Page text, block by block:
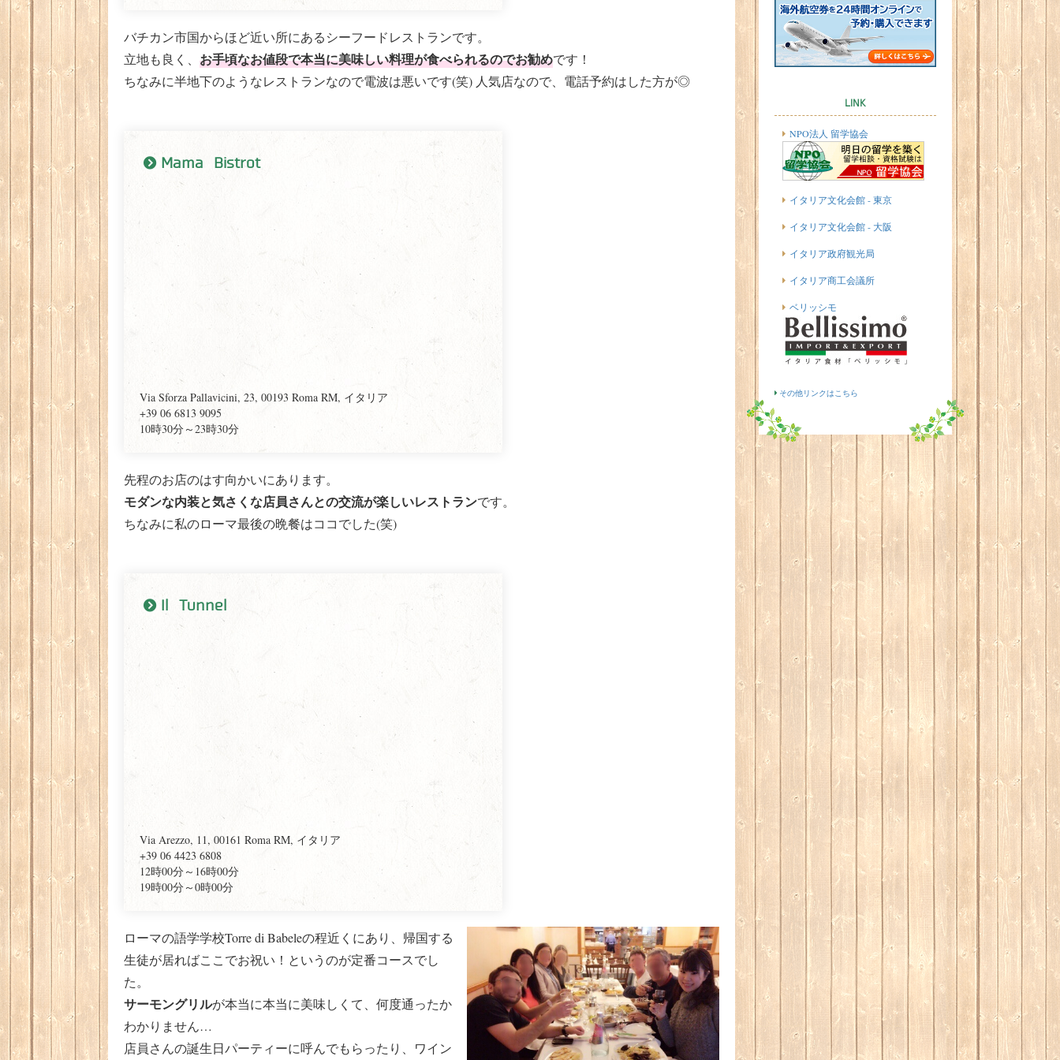
バチカン市国からほど近い所にあるシーフードレストランです。
立地も良く、 お手頃なお値段で本当に美味しい料理が食べられるのでお勧めです！
ちなみに半地下のようなレストランなので電波は悪いです(笑) 人気店なので、電話予約はした方が◎
Mama Bistrot
Via Sforza Pallavicini, 23, 00193 Roma RM, イタリア
+39 06 6813 9095
10時30分～23時30分
先程のお店のはす向かいにあります。
モダンな内装と気さくな店員さんとの交流が楽しいレストランです。
ちなみに私のローマ最後の晩餐はココでした(笑)
Il Tunnel
Via Arezzo, 11, 00161 Roma RM, イタリア
+39 06 4423 6808
12時00分～16時00分
19時00分～0時00分
ローマの語学学校Torre di Babeleの程近くにあり、帰国する
生徒が居ればここでお祝い！というのが定番コースでし
た。
サーモングリルが本当に本当に美味しくて、何度通ったか
わかりません…
店員さんの誕生日パーティーに呼んでもらったり、ワイン
LINK
NPO法人 留学協会
イタリア文化会館 - 東京
イタリア文化会館 - 大阪
イタリア政府観光局
イタリア商工会議所
ベリッシモ
その他リンクはこちら